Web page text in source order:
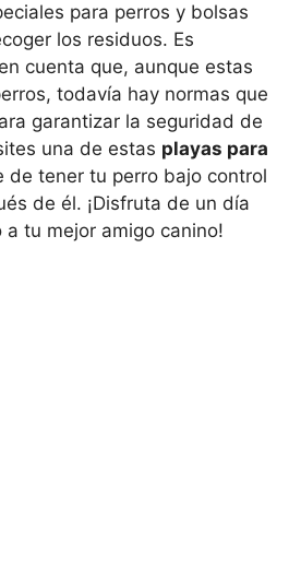
para perros y bolsas
los residuos. Es
cuenta que, aunque estas
todavía hay normas que
garantizar la seguridad de
una de estas playas para
de tener tu perro bajo control
de él. ¡Disfruta de un día
tu mejor amigo canino!